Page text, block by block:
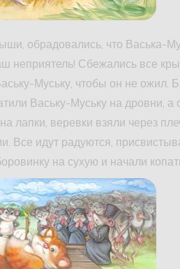
обрадовались, что Васька-
неприятель! Сбежались все
Муську, чтобы он не ожил.
Ваську-Муську на дровни,
лапки, веревки взяли через
Все идут радуются,
на сухую и начали